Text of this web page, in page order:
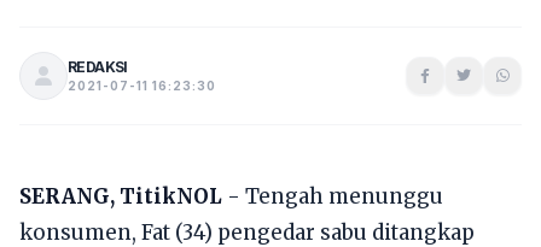
REDAKSI
2021-07-11 16:23:30
SERANG, TitikNOL - Tengah menunggu
konsumen, Fat (34) pengedar sabu ditangkap